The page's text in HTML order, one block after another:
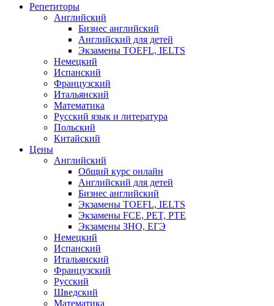
Репетиторы
Английский
Бизнес английский
Английский для детей
Экзамены TOEFL, IELTS
Немецкий
Испанский
Французский
Итальянский
Математика
Русский язык и литература
Польский
Китайский
Цены
Английский
Общий курс онлайн
Английский для детей
Бизнес английский
Экзамены TOEFL, IELTS
Экзамены FCE, PET, PTE
Экзамены ЗНО, ЕГЭ
Немецкий
Испанский
Итальянский
Французский
Русский
Шведский
Математика